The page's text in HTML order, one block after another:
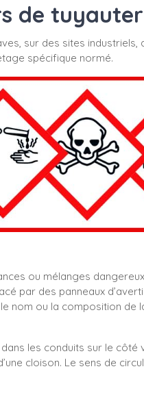
de
sur des sites industriels,
spécifique normé.
ou mélanges
par des panneaux
ou la composition de
les conduits sur le
cloison. Le sens de